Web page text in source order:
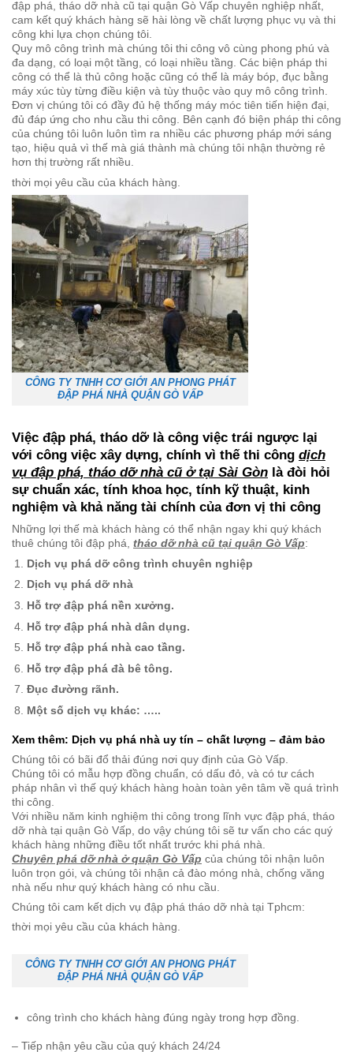
sự phát triển của chúng tôi”. Đơn vị chúng tôi cung cấp dịch vụ
đập phá, tháo dỡ nhà cũ tại quận Gò Vấp chuyên nghiệp nhất,
cam kết quý khách hàng sẽ hài lòng về chất lượng phục vụ và thi
công khi lựa chọn chúng tôi.
Quy mô công trình mà chúng tôi thi công vô cùng phong phú và
đa dạng, có loại một tầng, có loại nhiều tầng. Các biện pháp thi
công có thể là thủ công hoặc cũng có thể là máy bóp, đục bằng
máy xúc tùy từng điều kiện và tùy thuộc vào quy mô công trình.
Đơn vị chúng tôi có đầy đủ hệ thống máy móc tiên tiến hiện đại,
đủ đáp ứng cho nhu cầu thi công. Bên cạnh đó biện pháp thi công
của chúng tôi luôn luôn tìm ra nhiều các phương pháp mới sáng
tạo, hiệu quả vì thế mà giá thành mà chúng tôi nhận thường rẻ
hơn thị trường rất nhiều.
thời mọi yêu cầu của khách hàng.
CÔNG TY TNHH CƠ GIỚI AN PHONG PHÁT
Việc đập phá, tháo dỡ là công việc trái ngược lại
với công việc xây dựng, chính vì thế thi côngdịch
vụ đập phá, tháo dỡ nhà cũ ở tại Sài Gònlà đòi hỏi
sự chuẩn xác, tính khoa học, tính kỹ thuật, kinh
nghiệm và khả năng tài chính của đơn vị thi công
Những lợi thế mà khách hàng có thể nhận ngay khi quý khách
thuê chúng tôi đập phá,
tháo dỡ nhà cũ tại quận Gò Vấp
Dịch vụ phá dỡ công trình chuyên nghiệp
Dịch vụ phá dỡ nhà
Hỗ trợ đập phá nền xưởng.
Hỗ trợ đập phá nhà dân dụng.
Hỗ trợ đập phá nhà cao tầng.
Hỗ trợ đập phá đà bê tông.
Đục đường rãnh.
Xem thêm: Dịch vụ phá nhà uy tín – chất lượng – đảm bảo
Chúng tôi có bãi đổ thải đúng nơi quy định của Gò Vấp.
Chúng tôi có mẫu hợp đồng chuẩn, có dấu đỏ, và có tư cách
pháp nhân vì thế quý khách hàng hoàn toàn yên tâm về quá trình
thi công.
Với nhiều năm kinh nghiệm thi công trong lĩnh vực đập phá, tháo
dỡ nhà tại quận Gò Vấp, do vậy chúng tôi sẽ tư vấn cho các quý
khách hàng những điều tốt nhất trước khi phá nhà.
Chuyên phá dỡ nhà ở quận Gò Vấpcủa chúng tôi nhận luôn
luôn trọn gói, và chúng tôi nhận cả đào móng nhà, chống văng
nhà nếu như quý khách hàng có nhu cầu.
Chúng tôi cam kết dịch vụ đập phá tháo dỡ nhà tại Tphcm:
CÔNG TY TNHH CƠ GIỚI AN PHONG PHÁT